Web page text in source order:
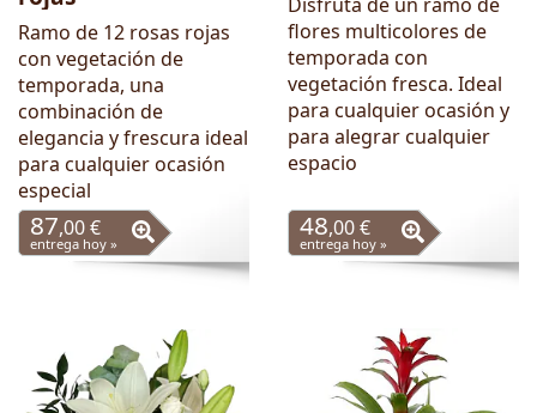
Ramo de 12 rosas rojas
con vegetación de
temporada, una
combinación de
elegancia y frescura ideal
para cualquier ocasión
especial
87,00 €
entrega hoy »
flores multicolores de
temporada con
vegetación fresca. Ideal
para cualquier ocasión y
para alegrar cualquier
espacio
48,00 €
entrega hoy »